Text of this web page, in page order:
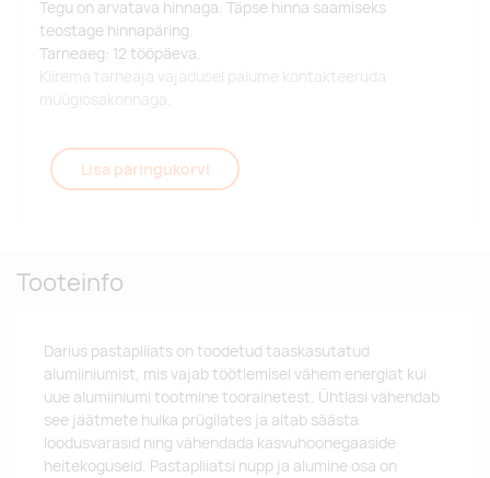
Tegu on arvatava hinnaga. Täpse hinna saamiseks
teostage hinnapäring.
Tarneaeg: 12 tööpäeva.
Kiirema tarneaja vajadusel palume kontakteeruda
müügiosakonnaga.
Lisa päringukorvi
Tooteinfo
Darius pastapliiats on toodetud taaskasutatud
alumiiniumist, mis vajab töötlemisel vähem energiat kui
uue alumiiniumi tootmine toorainetest. Ühtlasi vähendab
see jäätmete hulka prügilates ja aitab säästa
loodusvarasid ning vähendada kasvuhoonegaaside
heitekoguseid. Pastapliiatsi nupp ja alumine osa on